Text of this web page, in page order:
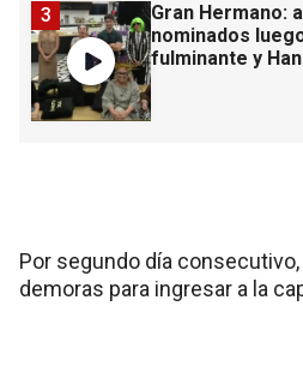
Gran Hermano:
nominados
fulminante y
3
Por segundo día
demoras para ingresar a la